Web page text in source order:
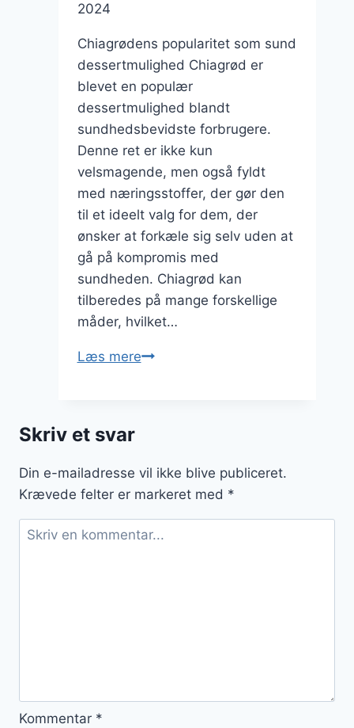
2024
Chiagrødens popularitet som sund
dessertmulighed Chiagrød er
blevet en populær
dessertmulighed blandt
sundhedsbevidste forbrugere.
Denne ret er ikke kun
velsmagende, men også fyldt
med næringsstoffer, der gør den
til et ideelt valg for dem, der
ønsker at forkæle sig selv uden at
gå på kompromis med
sundheden. Chiagrød kan
tilberedes på mange forskellige
måder, hvilket…
Læs mereChiagrød
Skriv et svar
Din e-mailadresse vil ikke blive publiceret.
Krævede felter er markeret med *
Kommentar *